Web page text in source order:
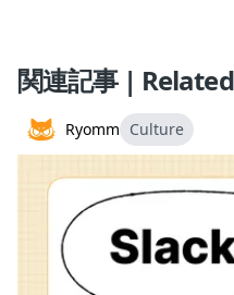
関連記事 |
Ryomm Culture